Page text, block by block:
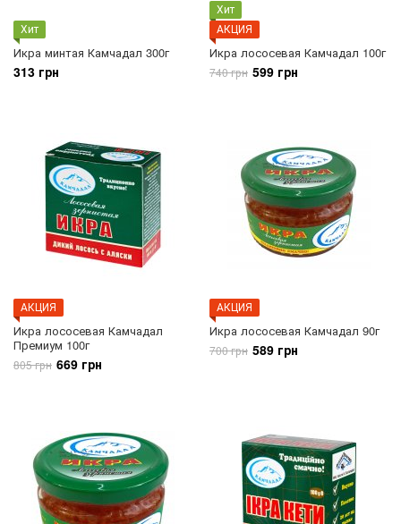
Хит
Икра минтая Камчадал 300г
313 грн
Хит
АКЦИЯ
Икра лососевая Камчадал 100г
740 грн 599 грн
АКЦИЯ
Икра лососевая Камчадал
Премиум 100г
805 грн 669 грн
АКЦИЯ
Икра лососевая Камчадал 90г
700 грн 589 грн